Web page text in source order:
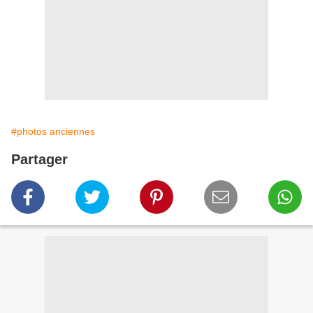
#photos anciennes
Partager